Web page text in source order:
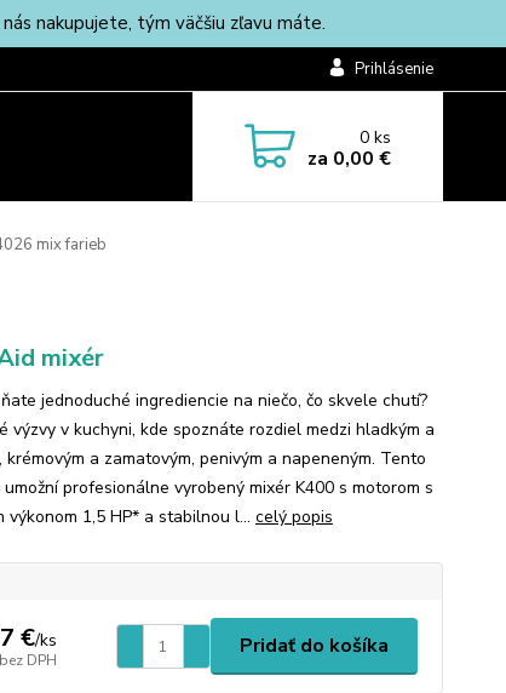
nakupujete, tým väčšiu zľavu máte.
Prihlásenie
0ks
za 0,00 €
mix farieb
mixér
jednoduché ingrediencie na niečo, čo skvele chutí?
výzvy v kuchyni, kde spoznáte rozdiel medzi hladkým a
krémovým a zamatovým, penivým a napeneným. Tento
umožní profesionálne vyrobený mixér K400 s motorom s
výkonom 1,5 HP* a stabilnou l... celý popis
€/ks
bez DPH
Pridať do košíka